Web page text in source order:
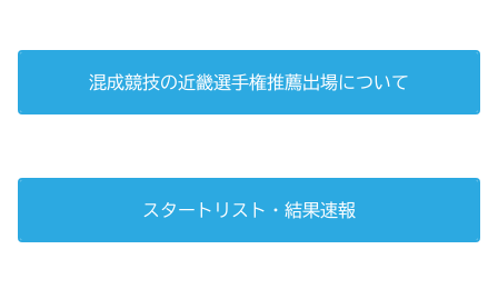
混成競技の近畿選手権推薦出場について
スタートリスト・結果速報